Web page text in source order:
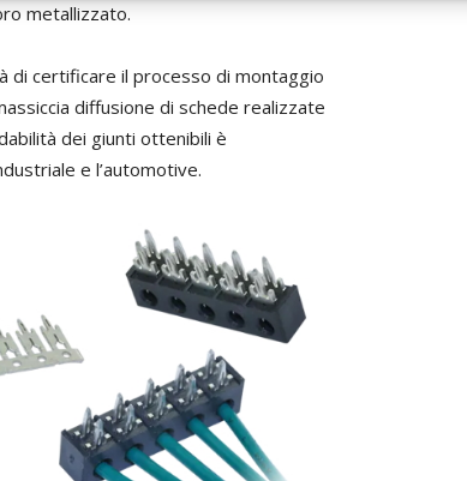
metallizzato.
di certificare il processo di montaggio
diffusione di schede realizzate
dei giunti ottenibili è
e l’automotive.